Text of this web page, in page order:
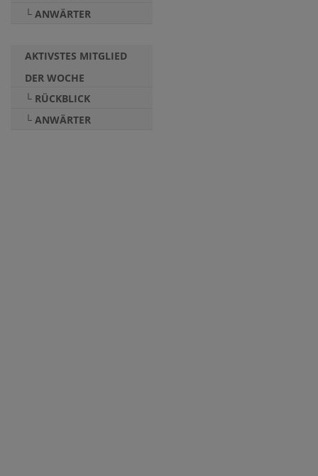
└ ANWÄRTER
AKTIVSTES MITGLIED
DER WOCHE
└ RÜCKBLICK
└ ANWÄRTER